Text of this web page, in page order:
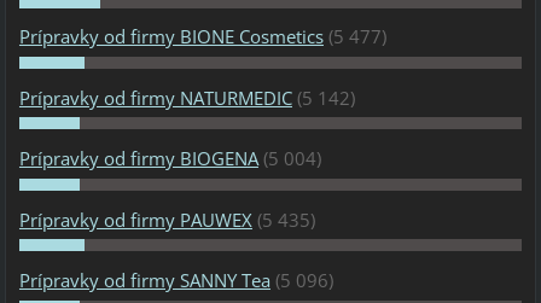
Prípravky od firmy BIONE Cosmetics (5 477)
Prípravky od firmy NATURMEDIC (5 142)
Prípravky od firmy BIOGENA (5 004)
Prípravky od firmy PAUWEX (5 435)
Prípravky od firmy SANNY Tea (5 096)